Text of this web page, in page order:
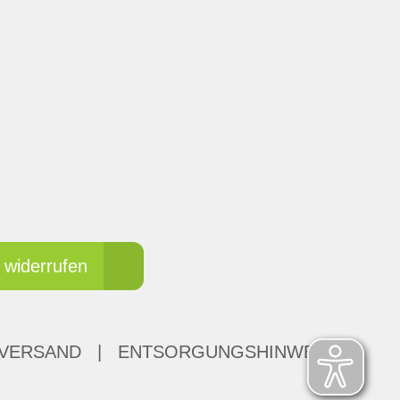
ENTSORGUNGSHINWEISE